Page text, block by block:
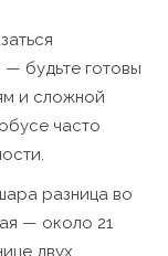
будьте готовы
и сложной
часто
разница во
— около 21
двух